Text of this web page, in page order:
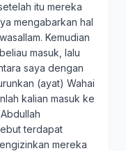
itu mereka
mengabarkan hal
Kemudian
masuk, lalu
saya dengan
(ayat) Wahai
kalian masuk ke
terdapat
mereka